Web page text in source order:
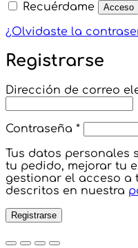
Recuérdame Acceso
¿Olvidaste la
Registrarse
Dirección de correo
Contraseña *
Tus datos personales
tu pedido, mejorar tu
gestionar el acceso a
descritos en nuestra
Registrarse